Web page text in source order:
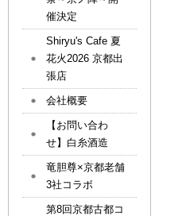
催決定
Shiryu's Cafe 夏
花火2026 京都出
張店
会社概要
【お問い合わ
せ】白糸酒造
竜胆尊×京都老舗
3社コラボ
第8回京都古都コ